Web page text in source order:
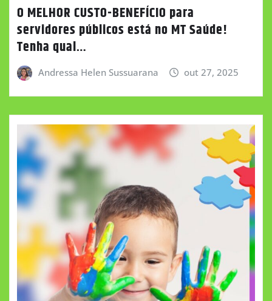
O MELHOR CUSTO-BENEFÍCIO para
servidores públicos está no MT Saúde!
Tenha qual…
Andressa Helen Sussuarana out 27, 2025